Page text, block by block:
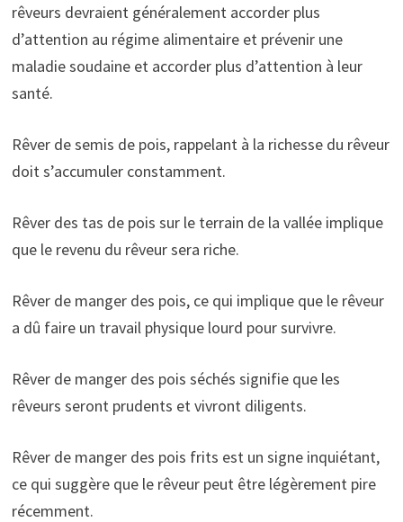
rêveurs devraient généralement accorder plus
d’attention au régime alimentaire et prévenir une
maladie soudaine et accorder plus d’attention à leur
santé.
Rêver de semis de pois, rappelant à la richesse du rêveur
doit s’accumuler constamment.
Rêver des tas de pois sur le terrain de la vallée implique
que le revenu du rêveur sera riche.
Rêver de manger des pois, ce qui implique que le rêveur
a dû faire un travail physique lourd pour survivre.
Rêver de manger des pois séchés signifie que les
rêveurs seront prudents et vivront diligents.
Rêver de manger des pois frits est un signe inquiétant,
ce qui suggère que le rêveur peut être légèrement pire
récemment.